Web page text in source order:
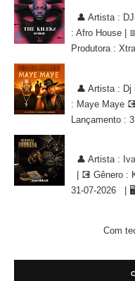
👤 Artista :
: Afro House |
Produtora :
👤 Artista : Dj
: Maye Maye
Lançamento :
👤 Artista :
| 💽 Gênero :
31-07-2026 |
Com